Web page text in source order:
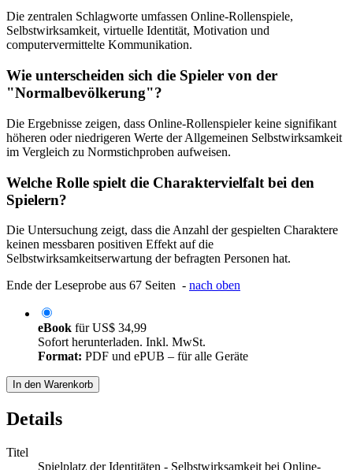
Die zentralen Schlagworte umfassen Online-Rollenspiele,
Selbstwirksamkeit, virtuelle Identität, Motivation und
computervermittelte Kommunikation.
Wie unterscheiden sich die Spieler von der
"Normalbevölkerung"?
Die Ergebnisse zeigen, dass Online-Rollenspieler keine signifikant
höheren oder niedrigeren Werte der Allgemeinen Selbstwirksamkeit
im Vergleich zu Normstichproben aufweisen.
Welche Rolle spielt die Charaktervielfalt bei den
Spielern?
Die Untersuchung zeigt, dass die Anzahl der gespielten Charaktere
keinen messbaren positiven Effekt auf die
Selbstwirksamkeitserwartung der befragten Personen hat.
Ende der Leseprobe aus 67 Seiten - nach oben
eBook fürUS$ 34,99
Sofort herunterladen. Inkl. MwSt.
Format: PDF und ePUB – für alle Geräte
In den Warenkorb
Details
Titel
Spielplatz der Identitäten - Selbstwirksamkeit bei Online-